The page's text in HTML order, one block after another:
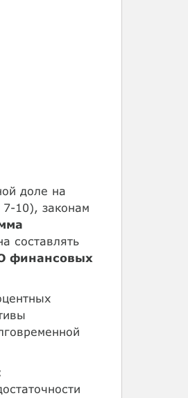
доле на
10), законам
составлять
финансовых